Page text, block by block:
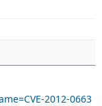
2012-0663